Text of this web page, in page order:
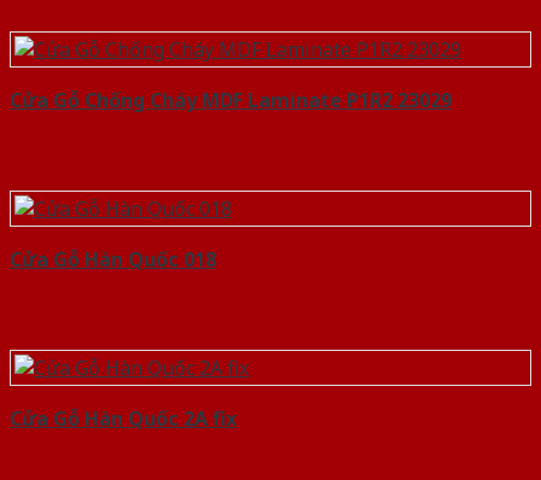
Cửa Gỗ Chống Cháy MDF Laminate P1R2 23029
Cửa Gỗ Hàn Quốc 018
Cửa Gỗ Hàn Quốc 2A fix